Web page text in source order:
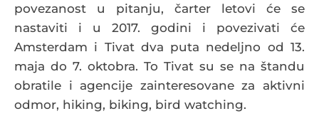
povezanost u pitanju, čarter letovi će se
nastaviti i u 2017. godini i povezivati će
Amsterdam i Tivat dva puta nedeljno od 13.
maja do 7. oktobra. To Tivat su se na štandu
obratile i agencije zainteresovane za aktivni
odmor, hiking, biking, bird watching.